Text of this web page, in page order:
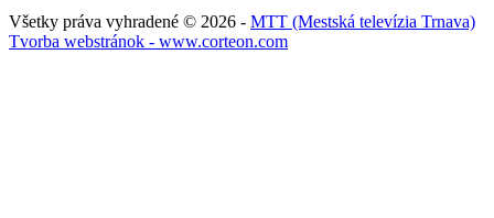
Všetky práva vyhradené © 2026 - MTT (Mestská televízia Trnava)
Tvorba webstránok - www.corteon.com